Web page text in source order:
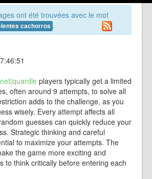
ont été trouvées avec le mot
cachorros .
players typically get a limited
often around 9 attempts, to solve all
adds to the challenge, as you
wisely. Every attempt affects all
guesses can quickly reduce your
Strategic thinking and careful
to maximize your attempts. The
the game more exciting and
to think critically before entering each